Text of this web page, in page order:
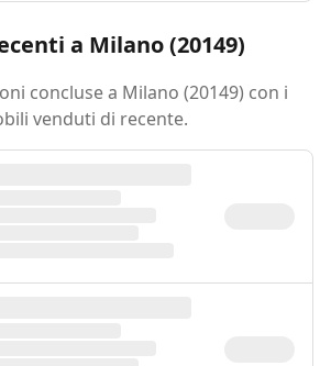
a Milano (20149)
concluse a Milano (20149) con i
venduti di recente.